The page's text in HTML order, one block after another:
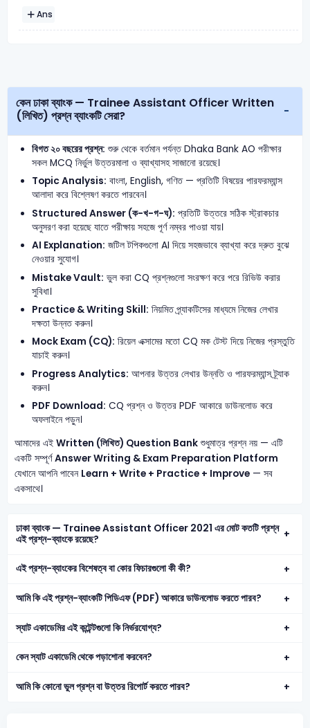
Ans
কেন ঢাকা ব্যাংক — Trainee Assistant Officer Written
(লিখিত) প্রশ্ন ব্যাংকটি সেরা?
বিগত ২০ বছরের প্রশ্ন: শুরু থেকে বর্তমান পর্যন্ত Dhaka Bank AO পরীক্ষার
সকল MCQ নির্ভুল উত্তরমালা ও ব্যাখ্যাসহ সাজানো রয়েছে।
Topic Analysis: বাংলা, English, গণিত — প্রতিটি বিষয়ের পারফরম্যান্স
আলাদা করে বিশ্লেষণ করতে পারবেন।
Structured Answer (ক-খ-গ-ঘ): প্রতিটি উত্তরে সঠিক স্ট্রাকচার
অনুসরণ করা হয়েছে যাতে পরীক্ষায় সহজে পূর্ণ নম্বর পাওয়া যায়।
AI Explanation: জটিল টপিকগুলো AI দিয়ে সহজভাবে ব্যাখ্যা করে দ্রুত বুঝে
নেওয়ার সুযোগ।
Mistake Vault: ভুল করা CQ প্রশ্নগুলো সংরক্ষণ করে পরে রিভিউ করার
সুবিধা।
Practice & Writing Skill: নিয়মিত প্র্যাকটিসের মাধ্যমে নিজের লেখার
দক্ষতা উন্নত করুন।
Mock Exam (CQ): রিয়েল এক্সামের মতো CQ মক টেস্ট দিয়ে নিজের প্রস্তুতি
যাচাই করুন।
Progress Analytics: আপনার উত্তর লেখার উন্নতি ও পারফরম্যান্স ট্র্যাক
করুন।
PDF Download: CQ প্রশ্ন ও উত্তর PDF আকারে ডাউনলোড করে
অফলাইনে পড়ুন।
আমাদের এই Written (লিখিত) Question Bankশুধুমাত্র প্রশ্ন নয় — এটি
একটি সম্পূর্ণAnswer Writing & Exam Preparation Platform
যেখানে আপনি পাবেন Learn + Write + Practice + Improve— সব
একসাথে।
ঢাকা ব্যাংক — Trainee Assistant Officer 2021 এর মোট কতটি প্রশ্ন
এই প্রশ্ন-ব্যাংকে রয়েছে?
এই প্রশ্ন-ব্যাংকের বিশেষত্ব বা কোর ফিচারগুলো কী কী?
আমি কি এই প্রশ্ন-ব্যাংকটি পিডিএফ (PDF) আকারে ডাউনলোড করতে পারব?
স্যাট একাডেমির এই কন্টেন্টগুলো কি নির্ভরযোগ্য?
কেন স্যাট একাডেমি থেকে পড়াশোনা করবেন?
আমি কি কোনো ভুল প্রশ্ন বা উত্তর রিপোর্ট করতে পারব?